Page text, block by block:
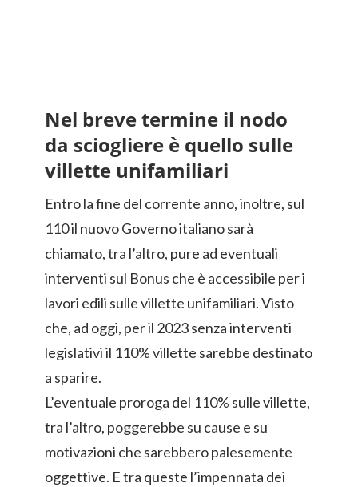
Nel breve termine il nodo
da sciogliere è quello sulle
villette unifamiliari
Entro la fine del corrente anno, inoltre, sul
110 il nuovo Governo italiano sarà
chiamato, tra l’altro, pure ad eventuali
interventi sul Bonus che è accessibile per i
lavori edili sulle villette unifamiliari. Visto
che, ad oggi, per il 2023 senza interventi
legislativi il 110% villette sarebbe destinato
a sparire.
L’eventuale proroga del 110% sulle villette,
tra l’altro, poggerebbe su cause e su
motivazioni che sarebbero palesemente
oggettive. E tra queste l’impennata dei